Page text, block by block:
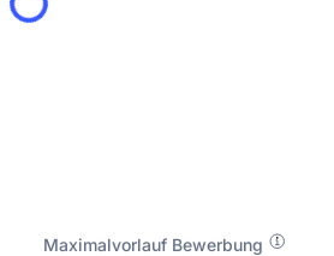
Maximalvorlauf Bewerbung